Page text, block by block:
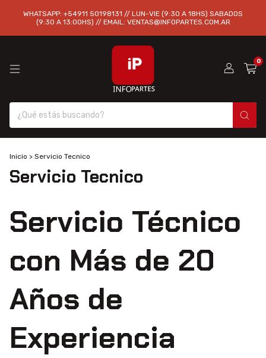
WHATSAPP: +54911 50198131 // LUN-VIE (9:30 A 18HS) SABADOS
(9:30 A 13:00HS) // EMAIL: VENTAS@INFOPARTES.COM.AR
0
Inicio > Servicio Tecnico
Servicio Tecnico
Servicio Técnico
con Más de 20
Años de
Experiencia